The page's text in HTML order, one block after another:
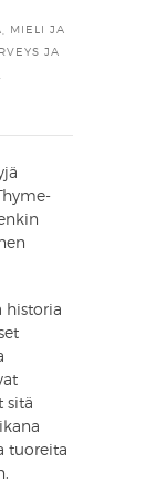
MIELI JA
JA
historia
sitä
tuoreita